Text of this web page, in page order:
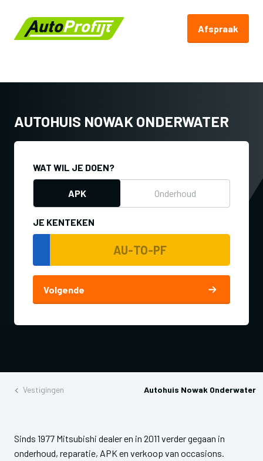
Afspraak
AUTOHUIS NOWAK ONDERWATER
WAT WIL JE DOEN?
APK Onderhoud
JE KENTEKEN
Volgende
Vestigingen Autohuis Nowak Onderwater
Sinds 1977 Mitsubishi dealer en in 2011 verder gegaan in
onderhoud, reparatie, APK en verkoop van occasions.